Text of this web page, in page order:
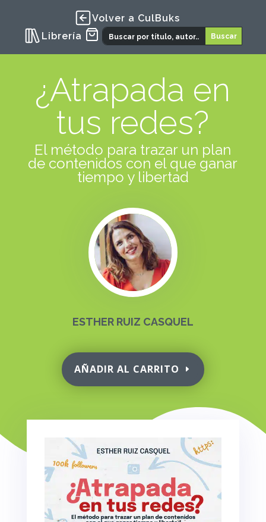
Volver a CulBuks
Librería
¿Atrapada en
tus redes?
El método para trazar un plan
de contenidos con el que ganar
tiempo y libertad
ESTHER RUIZ CASQUEL
AÑADIR AL CARRITO